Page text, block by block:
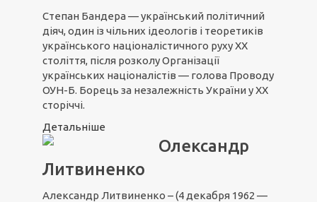
Степан Бандера — український політичний
діяч, один із чільних ідеологів і теоретиків
українського націоналістичного руху XX
століття, після розколу Організації
українських націоналістів — голова Проводу
ОУН-Б. Борець за незалежність України у ХХ
сторіччі.
Детальніше
Олександр
Литвиненко
Александр Литвиненко – (4 декабря 1962 —